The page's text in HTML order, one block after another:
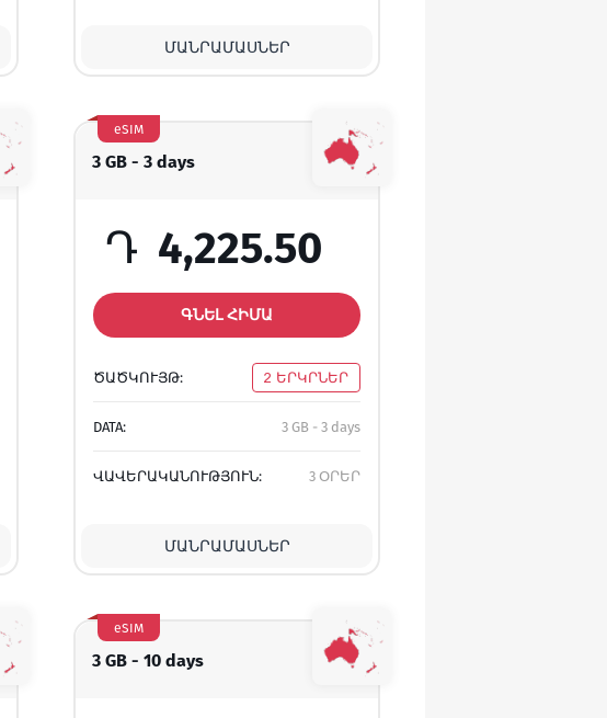
ՄԱՆՐԱՄԱՍՆԵՐ
3 GB - 3 days
eSIM
Դ 4,225.50
ԳՆԵԼ ՀԻՄԱ
ԾԱԾԿՈՒՅԹ: 2 ԵՐԿՐՆԵՐ
DATA: 3 GB - 3 days
ՎԱՎԵՐԱԿԱՆՈՒԹՅՈՒՆ: 3 ՕՐԵՐ
ՄԱՆՐԱՄԱՍՆԵՐ
3 GB - 10 days
eSIM